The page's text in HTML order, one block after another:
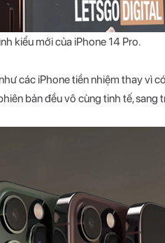
kiểu mới của iPhone 14 Pro.
các iPhone tiền nhiệm thay vì
bản đều vô cùng tinh tế,